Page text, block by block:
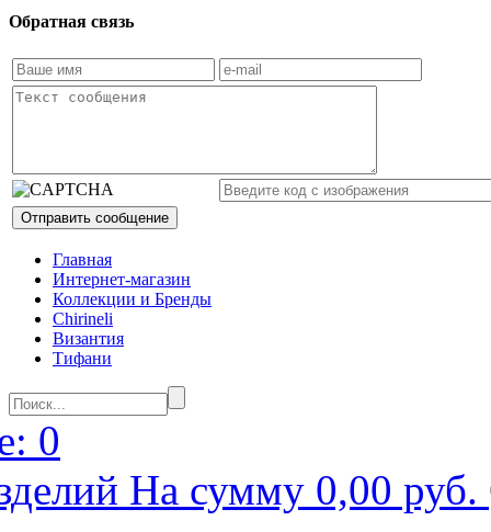
Обратная связь
Главная
Интернет-магазин
Коллекции и Бренды
Chirineli
Византия
Тифани
0
На сумму 0,00 руб.